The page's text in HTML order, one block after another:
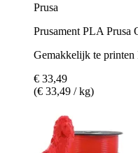
Prusa
Prusament PLA Prusa
Gemakkelijk te
€ 33,49
(€ 33,49 / kg)